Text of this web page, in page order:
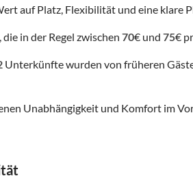
auf Platz, Flexibilität und eine klare
in der Regel zwischen 70€ und 75€
Unterkünfte wurden von früheren
Unabhängigkeit und Komfort im